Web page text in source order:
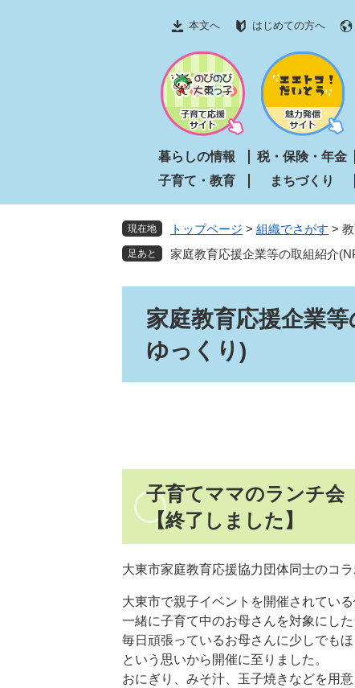
文
本文へ はじめての方へ
暮らしの情報 税・保険・年金
子育て・教育
まちづくり
現在地 トップページ > 組織でさがす >
家庭教育応援企業等の取組紹介
家庭教育応援企業
ゆっくり)
子育てママのランチ会
【終了しました】
大東市家庭教育応援協力団体同士のコラ
大東市で親子イベントを開催されてい
一緒に子育て中のお母さんを対象にし
毎日頑張っているお母さんに少しでも
という思いから開催に至りました。
おにぎり、みそ汁、玉子焼きなどを用